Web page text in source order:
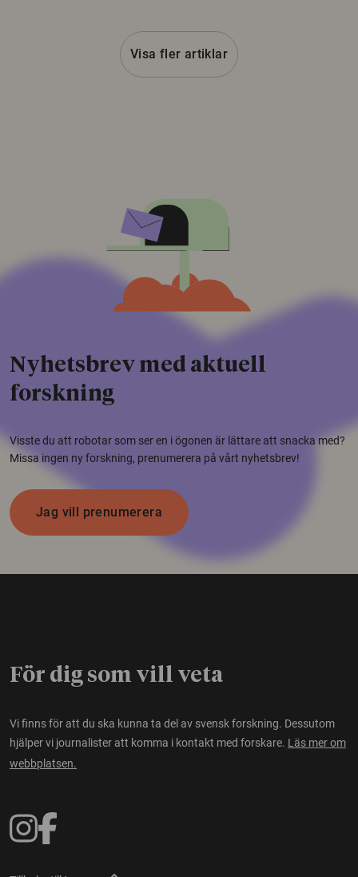
Visa fler artiklar
Nyhetsbrev med aktuell
forskning
Visste du att robotar som ser en i ögonen är lättare att snacka med?
Missa ingen ny forskning, prenumerera på vårt nyhetsbrev!
Jag vill prenumerera
För dig som vill veta
Vi finns för att du ska kunna ta del av svensk forskning. Dessutom
hjälper vi journalister att komma i kontakt med forskare. Läs mer om
webbplatsen.